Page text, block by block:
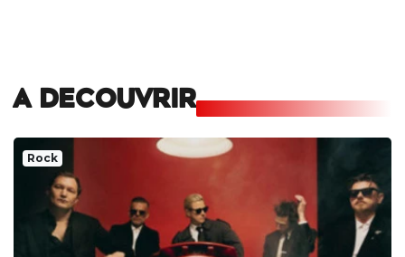
A DECOUVRIR
Rock